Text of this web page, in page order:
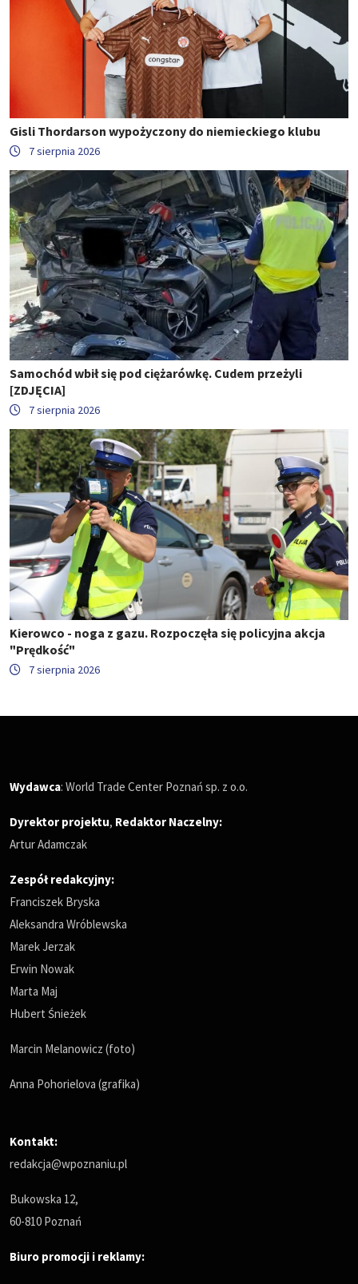
Gisli Thordarson wypożyczony do niemieckiego klubu
7 sierpnia 2026
Samochód wbił się pod ciężarówkę. Cudem przeżyli
[ZDJĘCIA]
7 sierpnia 2026
Kierowco - noga z gazu. Rozpoczęła się policyjna akcja
"Prędkość"
7 sierpnia 2026
Wydawca: World Trade Center Poznań sp. z o.o.
Dyrektor projektu, Redaktor Naczelny:
Artur Adamczak
Zespół redakcyjny:
Franciszek Bryska
Aleksandra Wróblewska
Marek Jerzak
Erwin Nowak
Marta Maj
Hubert Śnieżek
Marcin Melanowicz (foto)
Anna Pohorielova (grafika)
Kontakt:
redakcja@wpoznaniu.pl
Bukowska 12,
60-810 Poznań
Biuro promocji i reklamy: